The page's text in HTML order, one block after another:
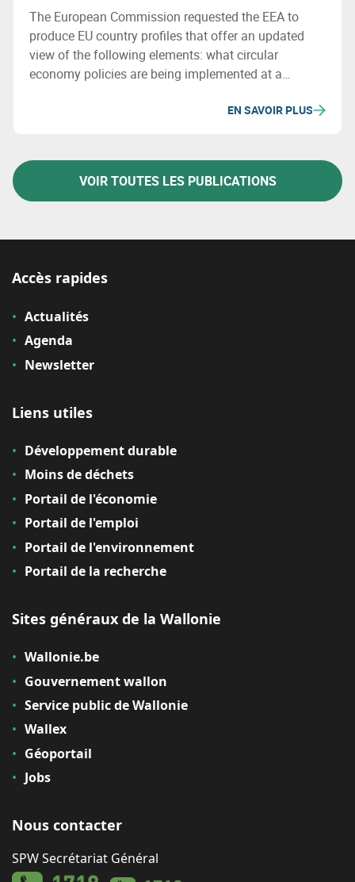
The European Commission requested the EEA to
produce EU country profiles that offer an updated
view of the following elements: what circular
economy policies are being implemented at a
that go beyond EU mandatory elements, and what
EN SAVOIR PLUS
VOIR TOUTES LES PUBLICATIONS
Accès rapides
Actualités
Agenda
Newsletter
Liens utiles
Développement durable
Moins de déchets
Portail de l'économie
Portail de l'emploi
Portail de l'environnement
Portail de la recherche
Sites généraux de la Wallonie
Wallonie.be
Gouvernement wallon
Service public de Wallonie
Wallex
Géoportail
Jobs
Nous contacter
SPW Secrétariat Général